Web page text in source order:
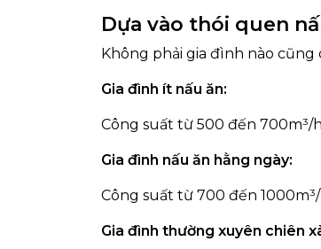
Dựa vào thói quen
Không phải gia đình nào
Gia đình ít nấu ăn:
Công suất từ 500 đến 700m³/h
Gia đình nấu ăn hằng ngày:
Công suất từ 700 đến
Gia đình thường xuyên chiên